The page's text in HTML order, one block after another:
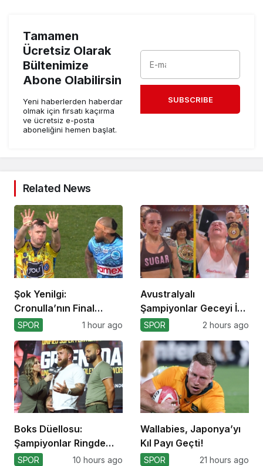
Tamamen
Ücretsiz Olarak
Bültenimize
Abone Olabilirsin
Yeni haberlerden haberdar
olmak için fırsatı kaçırma
ve ücretsiz e-posta
aboneliğini hemen başlat.
SUBSCRIBE
Related News
Şok Yenilgi:
Cronulla’nın Final
Umutları Sarsıldı
SPOR 1 hour ago
Avustralyalı
Şampiyonlar Geceyi İki
Yenilgiyle Kapadı
SPOR 2 hours ago
Boks Düellosu:
Şampiyonlar Ringde
Kapışacak!
SPOR 10 hours ago
Wallabies, Japonya’yı
Kıl Payı Geçti!
SPOR 21 hours ago